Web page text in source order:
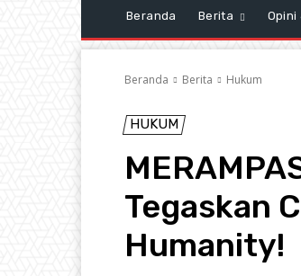
Beranda Berita Opini
Beranda Berita Hukum
HUKUM
Tegaskan
Humanity!